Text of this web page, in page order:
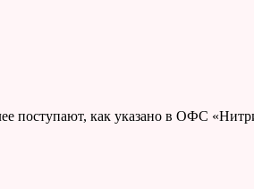
поступают, как указано в ОФС